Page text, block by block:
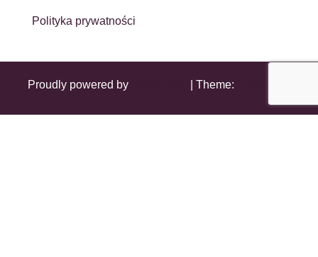
Polityka prywatności
Proudly powered by Theme: